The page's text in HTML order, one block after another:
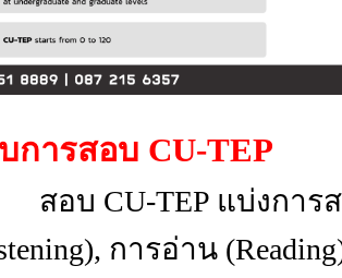
การสอบ CU-TEP
CU-TEP แบ่งการสอ
, การอ่าน